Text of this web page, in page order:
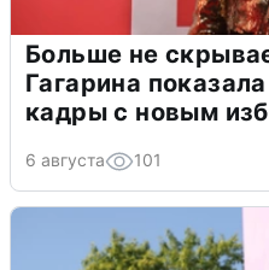
Больше не
Гагарина
кадры с новым
6 августа 101